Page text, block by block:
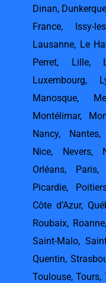
Dinan, Dunkerque
France, Issy-
Lausanne, Le
Perret, Lille,
Luxembourg,
Manosque,
Montélimar,
Nancy, Nantes,
Nice, Nevers,
Orléans, Paris,
Picardie,
Côte d’Azur,
Roubaix, Roanne,
Saint-Malo,
Quentin,
Toulouse,Tours,